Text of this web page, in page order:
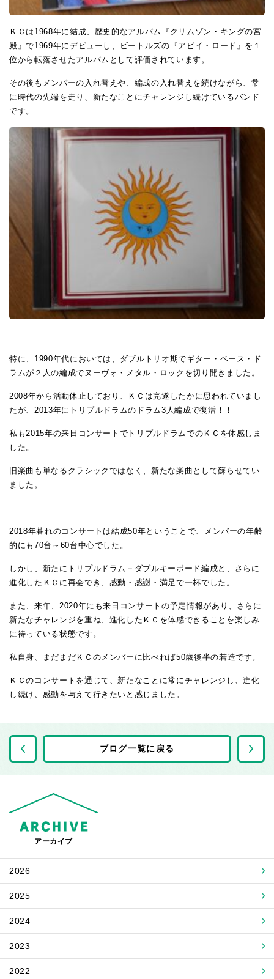
ＫＣは1968年に結成、歴史的なアルバム『クリムゾン・キングの宮
殿』で1969年にデビューし、ビートルズの『アビイ・ロード』を１
位から転落させたアルバムとして評価されています。
その後もメンバーの入れ替えや、編成の入れ替えを続けながら、常
に時代の先端を走り、新たなことにチャレンジし続けているバンド
です。
特に、1990年代においては、ダブルトリオ期でギター・ベース・ド
ラムが２人の編成でヌーヴォ・メタル・ロックを切り開きました。
2008年から活動休止しており、ＫＣは完遂したかに思われていまし
たが、2013年にトリプルドラムのドラム3人編成で復活！！
私も2015年の来日コンサートでトリプルドラムでのＫＣを体感しま
した。
旧楽曲も単なるクラシックではなく、新たな楽曲として蘇らせてい
ました。
2018年暮れのコンサートは結成50年ということで、メンバーの年齢
的にも70台～60台中心でした。
しかし、新たにトリプルドラム＋ダブルキーボード編成と、さらに
進化したＫＣに再会でき、感動・感謝・満足で一杯でした。
また、来年、2020年にも来日コンサートの予定情報があり、さらに
新たなチャレンジを重ね、進化したＫＣを体感できることを楽しみ
に待っている状態です。
私自身、まだまだＫＣのメンバーに比べれば50歳後半の若造です。
ＫＣのコンサートを通じて、新たなことに常にチャレンジし、進化
し続け、感動を与えて行きたいと感じました。
ブログ一覧に戻る
アーカイブ
2026
2025
2024
2023
2022